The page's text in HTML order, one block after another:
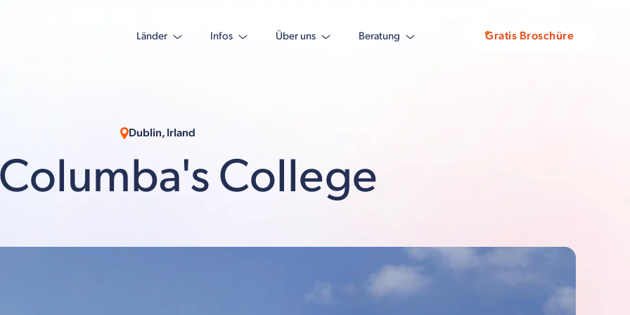
Länder Infos Über uns Beratung Gratis Broschüre
Dublin, Irland
College